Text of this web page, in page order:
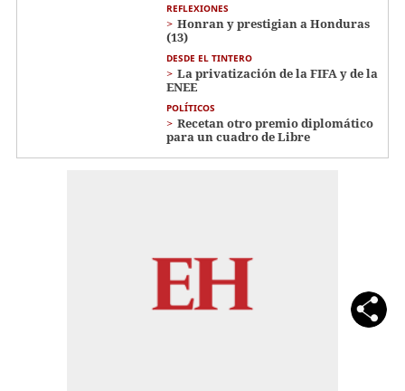
REFLEXIONES
Honran y prestigian a Honduras
(13)
DESDE EL TINTERO
La privatización de la FIFA y de la
ENEE
POLÍTICOS
Recetan otro premio diplomático
para un cuadro de Libre